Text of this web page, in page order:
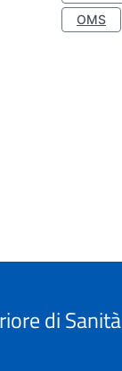
OMS
di Sanità